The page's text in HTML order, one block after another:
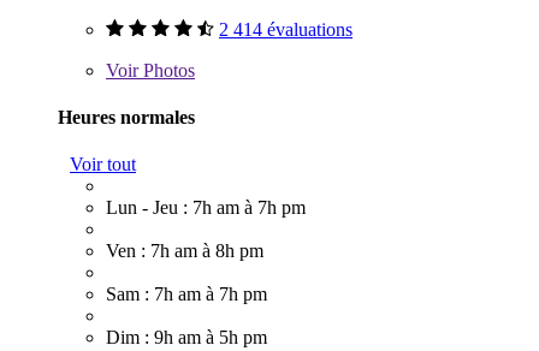
2 414 évaluations
VoirPhotos
Heures normales
Voir tout
Lun - Jeu : 7h am à 7h pm
Ven : 7h am à 8h pm
Sam : 7h am à 7h pm
Dim : 9h am à 5h pm